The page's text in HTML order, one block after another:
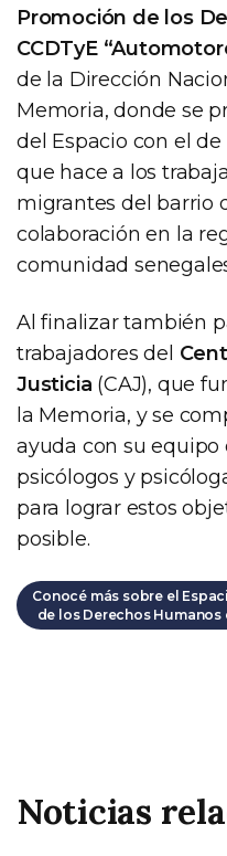
Promoción de los
CCDTyE
de la Dirección
Memoria, donde se
del Espacio con el
que hace a los
migrantes del barrio
colaboración en la
comunidad
Al finalizar también
trabajadores del
Justicia (CAJ), que
la Memoria, y se
ayuda con su equipo
psicólogos y
para lograr estos
posible.
Conocé más sobre el
de los Derechos Humanos
Noticias